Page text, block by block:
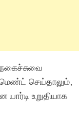
செய்தாலும்,
உறுதியாக